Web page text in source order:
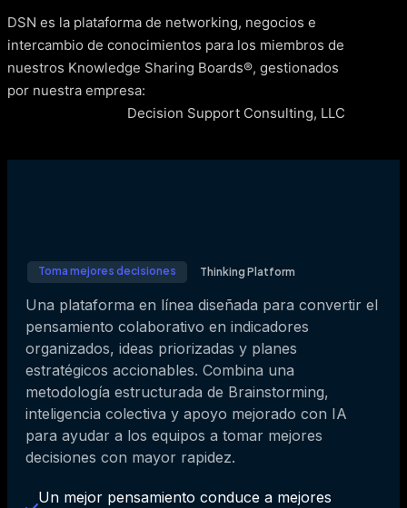
DSN es la plataforma de networking, negocios e
intercambio de conocimientos para los miembros de
nuestros Knowledge Sharing Boards®, gestionados
por nuestra empresa:
Decision Support Consulting, LLC
Toma mejores decisiones Thinking Platform
Una plataforma en línea diseñada para convertir el
pensamiento colaborativo en indicadores
organizados, ideas priorizadas y planes
estratégicos accionables. Combina una
metodología estructurada de Brainstorming,
inteligencia colectiva y apoyo mejorado con IA
para ayudar a los equipos a tomar mejores
decisiones con mayor rapidez.
Un mejor pensamiento conduce a mejores